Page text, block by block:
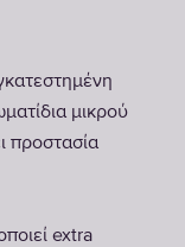
μικρού
προστασία
extra